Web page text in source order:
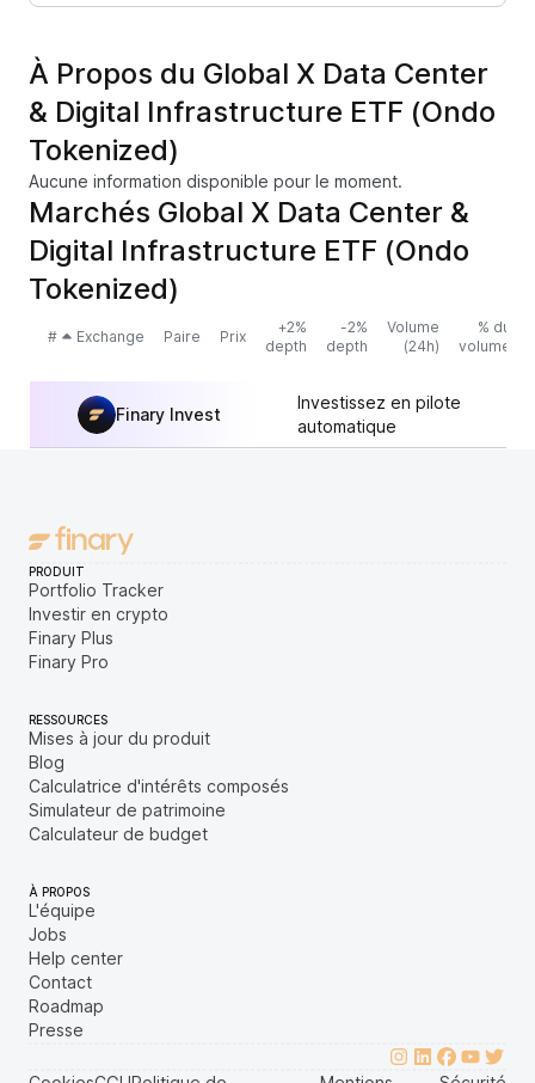
À Propos du Global X Data Center
& Digital Infrastructure ETF (Ondo
Tokenized)
Aucune information disponible pour le moment.
Marchés Global X Data Center &
Digital Infrastructure ETF (Ondo
Tokenized)
# Exchange Paire Prix
+2%
depth
-2%
depth
Volume
(24h)
% du
volume
Finary Invest
Investissez en pilote
automatique
PRODUIT
Portfolio Tracker
Investir en crypto
Finary Plus
Finary Pro
RESSOURCES
Mises à jour du produit
Blog
Calculatrice d'intérêts composés
Simulateur de patrimoine
Calculateur de budget
À PROPOS
L'équipe
Jobs
Help center
Contact
Roadmap
Presse